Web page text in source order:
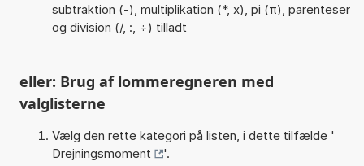
subtraktion (-), multiplikation (*, x), pi (π), parenteser
og division (/, :, ÷) tilladt
eller: Brug af lommeregneren med
valglisterne
Vælg den rette kategori på listen, i dette tilfælde '
Drejningsmoment
'.